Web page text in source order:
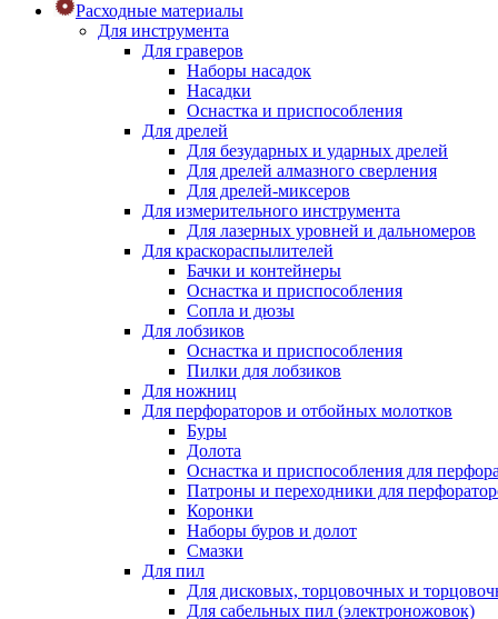
Расходные материалы
Для инструмента
Для граверов
Наборы насадок
Насадки
Оснастка и приспособления
Для дрелей
Для безударных и ударных дрелей
Для дрелей алмазного сверления
Для дрелей-миксеров
Для измерительного инструмента
Для лазерных уровней и дальномеров
Для краскораспылителей
Бачки и контейнеры
Оснастка и приспособления
Сопла и дюзы
Для лобзиков
Оснастка и приспособления
Пилки для лобзиков
Для ножниц
Для перфораторов и отбойных молотков
Буры
Долота
Оснастка и приспособления для
Патроны и переходники для
Коронки
Наборы буров и долот
Смазки
Для пил
Для дисковых, торцовочных и
Для сабельных пил (электроножовок)